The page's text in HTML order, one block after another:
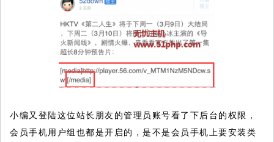
小编又登陆这位站长朋友的管理员账号看了下后台的权限，
会员手机用户组也都是开启的，是不是会员手机上要安装类